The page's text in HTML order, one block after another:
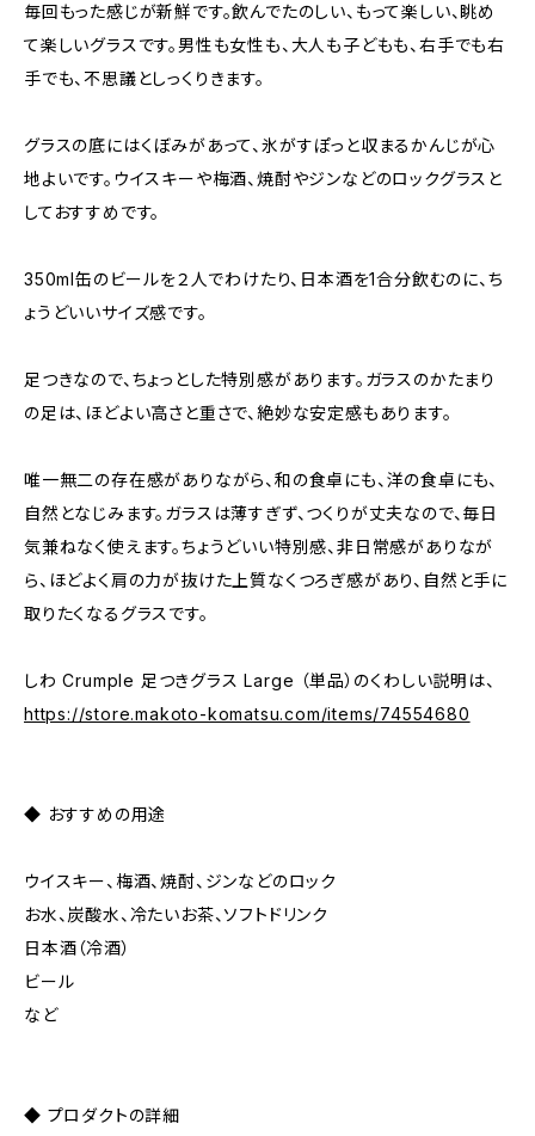
毎回もった感じが新鮮です。飲んでたのしい、もって楽しい、眺め
て楽しいグラスです。男性も女性も、大人も子どもも、右手でも右
手でも、不思議としっくりきます。
グラスの底にはくぼみがあって、氷がすぽっと収まるかんじが心
地よいです。ウイスキーや梅酒、焼酎やジンなどのロックグラスと
しておすすめです。
350ml缶のビールを２人でわけたり、日本酒を1合分飲むのに、ち
ょうどいいサイズ感です。
足つきなので、ちょっとした特別感があります。ガラスのかたまり
の足は、ほどよい高さと重さで、絶妙な安定感もあります。
唯一無二の存在感がありながら、和の食卓にも、洋の食卓にも、
自然となじみます。ガラスは薄すぎず、つくりが丈夫なので、毎日
気兼ねなく使えます。ちょうどいい特別感、非日常感がありなが
ら、ほどよく肩の力が抜けた上質なくつろぎ感があり、自然と手に
取りたくなるグラスです。
しわ Crumple 足つきグラス Large （単品）のくわしい説明は、
https://store.makoto-komatsu.com/items/74554680
◆ おすすめの用途
ウイスキー、梅酒、焼酎、ジンなどのロック
お水、炭酸水、冷たいお茶、ソフトドリンク
日本酒（冷酒）
ビール
など
◆ プロダクトの詳細